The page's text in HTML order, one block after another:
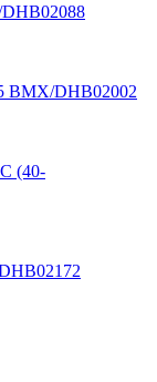
BMX/DHB02002
(40-